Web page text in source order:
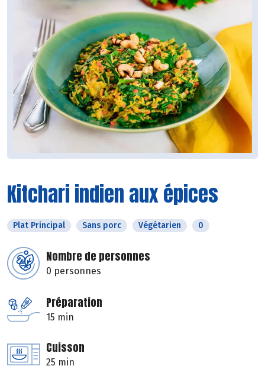
Kitchari indien aux épices
Plat Principal Sans porc Végétarien 0
Nombre de personnes
0 personnes
Préparation
15 min
Cuisson
25 min